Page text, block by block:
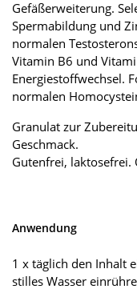
Gefäßerweiterung.
Spermabildung und
normalen
Vitamin B6 und
Energiestoffwechsel.
normalen
Granulat zur
Geschmack.
Gutenfrei, laktosefrei.
Anwendung
1 x täglich den Inhalt
stilles Wasser